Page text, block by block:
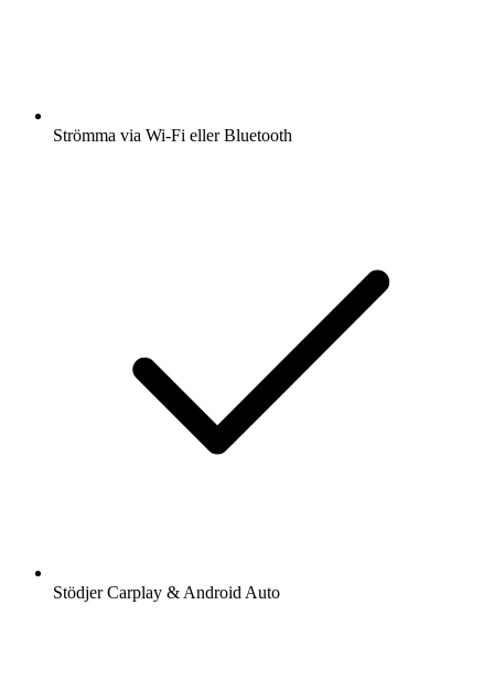
Strömma via Wi-Fi eller Bluetooth
Stödjer Carplay & Android Auto